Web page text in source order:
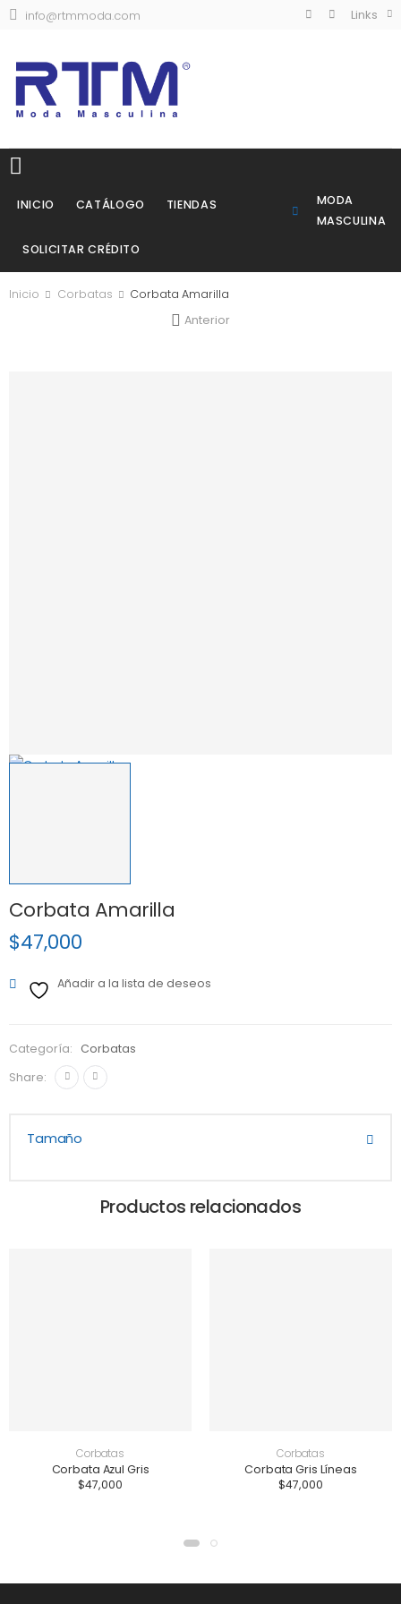
info@rtmmoda.com Links
INICIO CATÁLOGO TIENDAS
SOLICITAR CRÉDITO
MODA
MASCULINA
Inicio Corbatas
Corbata Amarilla
Anterior
Corbata Amarilla
$47,000
Añadir a la lista de deseos
Categoría:
Corbatas
Share:
Tamaño
Productos relacionados
Corbatas
Corbata Azul Gris
$47,000
Corbatas
Corbata Gris Líneas
$47,000